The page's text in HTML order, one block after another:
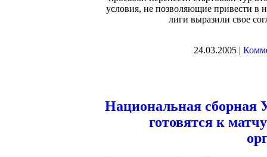
условия, не позволяющие привести в
лиги выразили свое
24.03.2005 |
Национальная сборная
готовятся к